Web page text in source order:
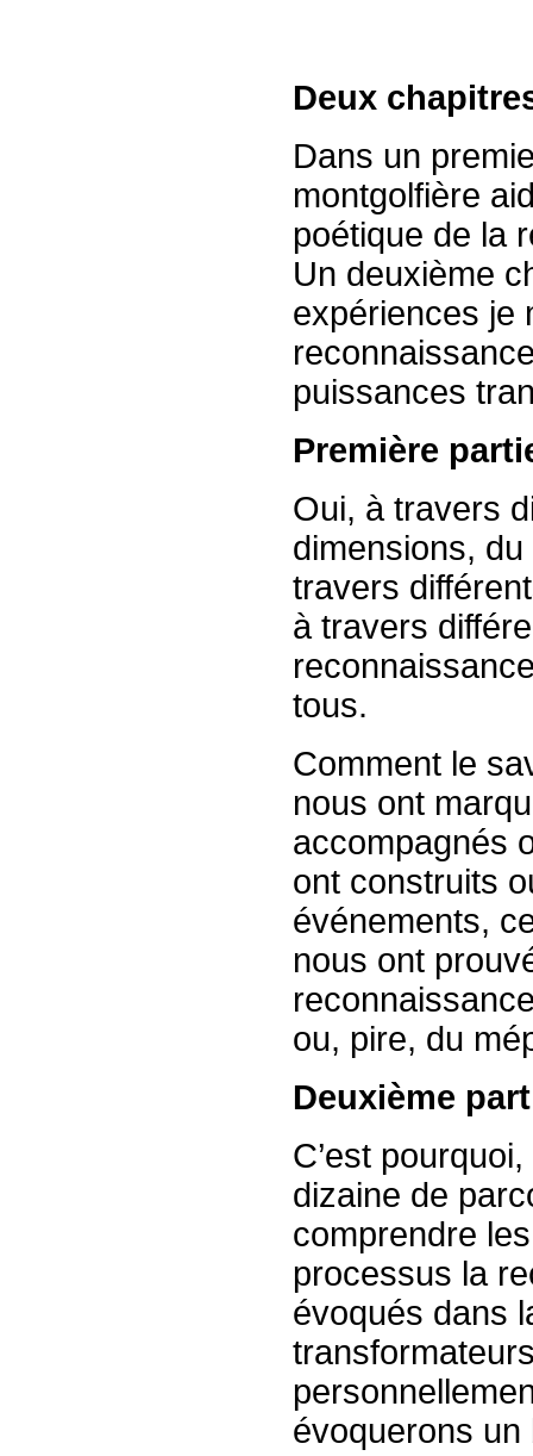
Deux
Dans un
montgolfière
poétique de la
Un deuxième
expériences je
puissances
Première
Oui, à travers
dimensions,
travers
à travers
tous.
Comment le
nous ont
accompagnés
ont construits
événements,
nous ont
ou, pire, du
Deuxième
C’est
dizaine de
comprendre
processus la
évoqués dans
évoquerons un